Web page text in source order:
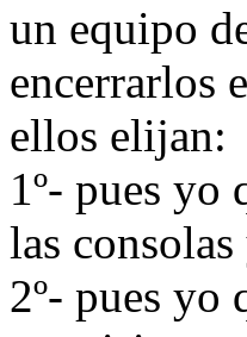
un equipo
encerrarlos
ellos elijan:
1º- pues yo
las
2º- pues yo